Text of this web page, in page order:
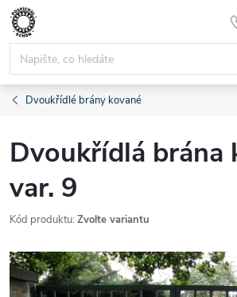
Přejít
obsah
Dvoukřídlé brány kované
Dvoukřídlá brána
var. 9
Kód produktu: Zvolte variantu